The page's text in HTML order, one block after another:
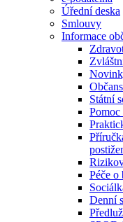
Úřední deska
Smlouvy
Informace
Státní
Pomoc
Péče o
Denní